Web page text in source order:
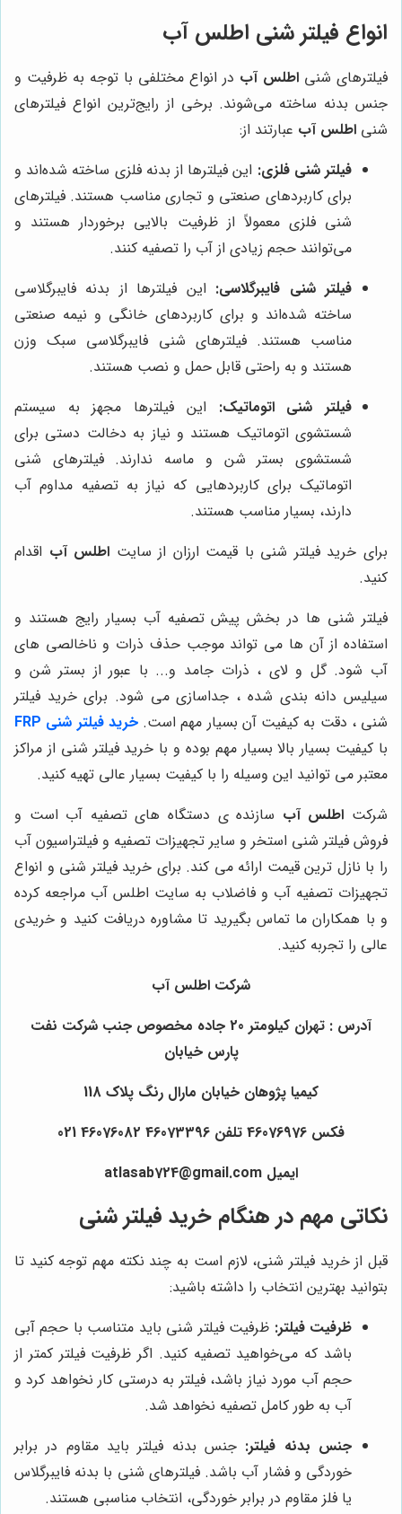
انواع فیلتر شنی اطلس آب
فیلترهای شنی اطلس آب در انواع مختلفی با توجه به ظرفیت و
جنس بدنه ساخته می‌شوند. برخی از رایج‌ترین انواع فیلترهای
شنی اطلس آب عبارتند از:
فیلتر شنی فلزی: این فیلترها از بدنه فلزی ساخته شده‌اند و
برای کاربردهای صنعتی و تجاری مناسب هستند. فیلترهای
شنی فلزی معمولاً از ظرفیت بالایی برخوردار هستند و
می‌توانند حجم زیادی از آب را تصفیه کنند.
فیلتر شنی فایبرگلاسی: این فیلترها از بدنه فایبرگلاسی
ساخته شده‌اند و برای کاربردهای خانگی و نیمه صنعتی
مناسب هستند. فیلترهای شنی فایبرگلاسی سبک وزن
هستند و به راحتی قابل حمل و نصب هستند.
فیلتر شنی اتوماتیک: این فیلترها مجهز به سیستم
شستشوی اتوماتیک هستند و نیاز به دخالت دستی برای
شستشوی بستر شن و ماسه ندارند. فیلترهای شنی
اتوماتیک برای کاربردهایی که نیاز به تصفیه مداوم آب
دارند، بسیار مناسب هستند.
برای خرید فیلتر شنی با قیمت ارزان از سایت اطلس آب اقدام
کنید.
فیلتر شنی ها در بخش پیش تصفیه آب بسیار رایج هستند و
استفاده از آن ها می تواند موجب حذف ذرات و ناخالصی های
آب شود. گل و لای ، ذرات جامد و... با عبور از بستر شن و
سیلیس دانه بندی شده ، جداسازی می شود. برای خرید فیلتر
شنی ، دقت به کیفیت آن بسیار مهم است.خرید فیلتر شنی FRP
با کیفیت بسیار بالا بسیار مهم بوده و با خرید فیلتر شنی از مراکز
معتبر می توانید این وسیله را با کیفیت بسیار عالی تهیه کنید.
شرکت اطلس آب سازنده ی دستگاه های تصفیه آب است و
فروش فیلتر شنی استخر و سایر تجهیزات تصفیه و فیلتراسیون آب
را با نازل ترین قیمت ارائه می کند. برای خرید فیلتر شنی و انواع
تجهیزات تصفیه آب و فاضلاب به سایت اطلس آب مراجعه کرده
و با همکاران ما تماس بگیرید تا مشاوره دریافت کنید و خریدی
عالی را تجربه کنید.
شرکت اطلس آب
آدرس : تهران کیلومتر 20 جاده مخصوص جنب شرکت نفت
پارس خیابان
کیمیا پژوهان خیابان مارال رنگ پلاک 118
فکس 46076976 تلفن 46073396 46076082 021
ایمیل atlasab724@gmail.com
نکاتی مهم در هنگام خرید فیلتر شنی
قبل از خرید فیلتر شنی، لازم است به چند نکته مهم توجه کنید تا
بتوانید بهترین انتخاب را داشته باشید:
ظرفیت فیلتر: ظرفیت فیلتر شنی باید متناسب با حجم آبی
باشد که می‌خواهید تصفیه کنید. اگر ظرفیت فیلتر کمتر از
حجم آب مورد نیاز باشد، فیلتر به درستی کار نخواهد کرد و
آب به طور کامل تصفیه نخواهد شد.
جنس بدنه فیلتر: جنس بدنه فیلتر باید مقاوم در برابر
خوردگی و فشار آب باشد. فیلترهای شنی با بدنه فایبرگلاس
یا فلز مقاوم در برابر خوردگی، انتخاب مناسبی هستند.